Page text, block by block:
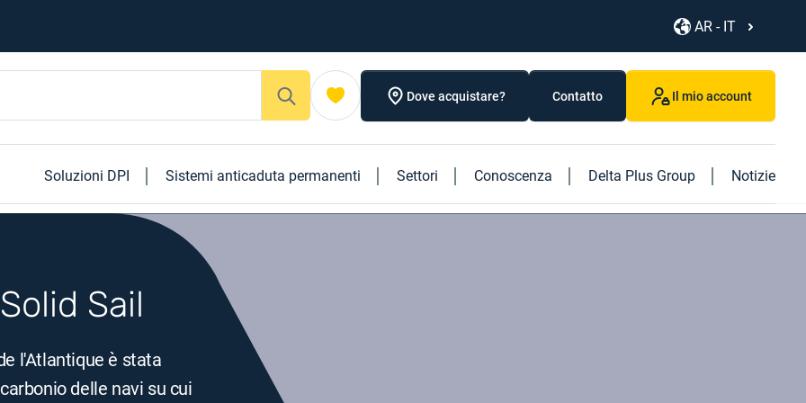
AR - IT
Dove acquistare? Contatto Il mio account
Soluzioni DPI Sistemi anticaduta permanenti Settori Conoscenza Delta Plus Group Notizie
Sail
l'Atlantique è stata
delle navi su cui